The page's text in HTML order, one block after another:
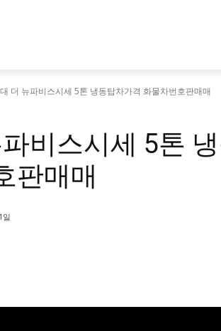
더 뉴파비스시세 5톤 냉동탑차가격 화물차번호판매매
비스시세 5톤
판매매
일